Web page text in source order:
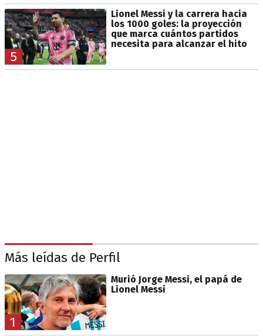
5
Lionel Messi y la carrera hacia
los 1000 goles: la proyección
que marca cuántos partidos
necesita para alcanzar el hito
Más leídas de Perfil
1
Murió Jorge Messi, el papá de
Lionel Messi